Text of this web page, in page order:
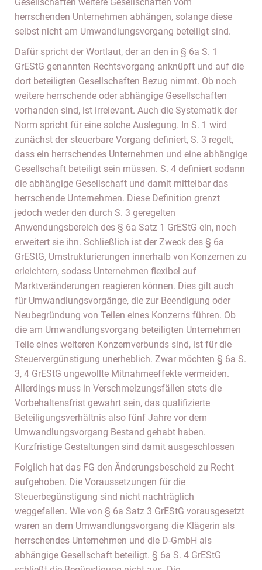
herrschenden Unternehmen abhängen, solange diese
selbst nicht am Umwandlungsvorgang beteiligt sind.
Dafür spricht der Wortlaut, der an den in § 6a S. 1
GrEStG genannten Rechtsvorgang anknüpft und auf die
dort beteiligten Gesellschaften Bezug nimmt. Ob noch
weitere herrschende oder abhängige Gesellschaften
vorhanden sind, ist irrelevant. Auch die Systematik der
Norm spricht für eine solche Auslegung. In S. 1 wird
zunächst der steuerbare Vorgang definiert, S. 3 regelt,
dass ein herrschendes Unternehmen und eine abhängige
Gesellschaft beteiligt sein müssen. S. 4 definiert sodann
die abhängige Gesellschaft und damit mittelbar das
herrschende Unternehmen. Diese Definition grenzt
jedoch weder den durch S. 3 geregelten
Anwendungsbereich des § 6a Satz 1 GrEStG ein, noch
erweitert sie ihn. Schließlich ist der Zweck des § 6a
GrEStG, Umstrukturierungen innerhalb von Konzernen zu
erleichtern, sodass Unternehmen flexibel auf
Marktveränderungen reagieren können. Dies gilt auch
für Umwandlungsvorgänge, die zur Beendigung oder
Neubegründung von Teilen eines Konzerns führen. Ob
die am Umwandlungsvorgang beteiligten Unternehmen
Teile eines weiteren Konzernverbunds sind, ist für die
Steuervergünstigung unerheblich. Zwar möchten § 6a S.
3, 4 GrEStG ungewollte Mitnahmeeffekte vermeiden.
Allerdings muss in Verschmelzungsfällen stets die
Vorbehaltensfrist gewahrt sein, das qualifizierte
Beteiligungsverhältnis also fünf Jahre vor dem
Umwandlungsvorgang Bestand gehabt haben.
Kurzfristige Gestaltungen sind damit ausgeschlossen
Folglich hat das FG den Änderungsbescheid zu Recht
aufgehoben. Die Voraussetzungen für die
Steuerbegünstigung sind nicht nachträglich
weggefallen. Wie von § 6a Satz 3 GrEStG vorausgesetzt
waren an dem Umwandlungsvorgang die Klägerin als
herrschendes Unternehmen und die D-GmbH als
abhängige Gesellschaft beteiligt. § 6a S. 4 GrEStG